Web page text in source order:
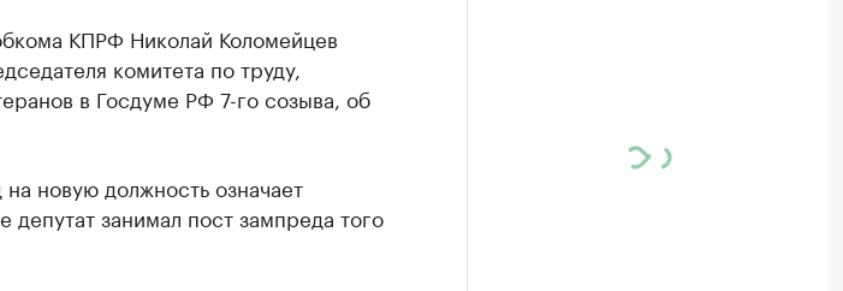
КПРФ Николай Коломейцев
комитета по труду,
в Госдуме РФ 7-го созыва, об
новую должность означает
занимал пост зампреда того